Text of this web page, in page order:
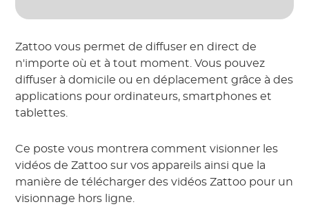
Zattoo vous permet de diffuser en direct de
n'importe où et à tout moment. Vous pouvez
diffuser à domicile ou en déplacement grâce à des
applications pour ordinateurs, smartphones et
tablettes.
Ce poste vous montrera comment visionner les
vidéos de Zattoo sur vos appareils ainsi que la
manière de télécharger des vidéos Zattoo pour un
visionnage hors ligne.